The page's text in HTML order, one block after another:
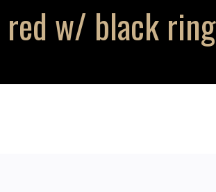
red w/ black ring